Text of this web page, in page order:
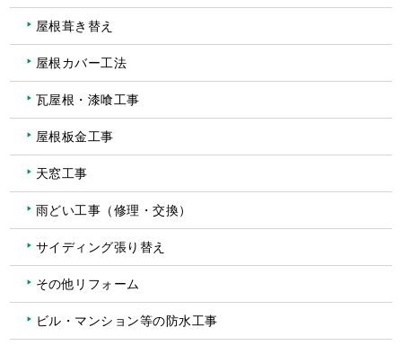
屋根葺き替え
屋根カバー工法
瓦屋根・漆喰工事
屋根板金工事
天窓工事
雨どい工事（修理・交換）
サイディング張り替え
その他リフォーム
ビル・マンション等の防水工事